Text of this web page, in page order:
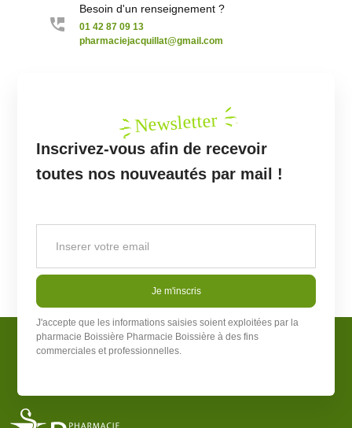
Besoin d'un renseignement ?
01 42 87 09 13
pharmaciejacquillat@gmail.com
Newsletter
Inscrivez-vous afin de recevoir
toutes nos nouveautés par mail !
Je m'inscris
J'accepte que les informations saisies soient exploitées par la
pharmacie Boissière Pharmacie Boissière à des fins
commerciales et professionnelles.